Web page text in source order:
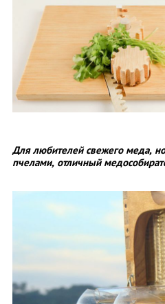
Для любителей свежего меда,
пчелами, отличный